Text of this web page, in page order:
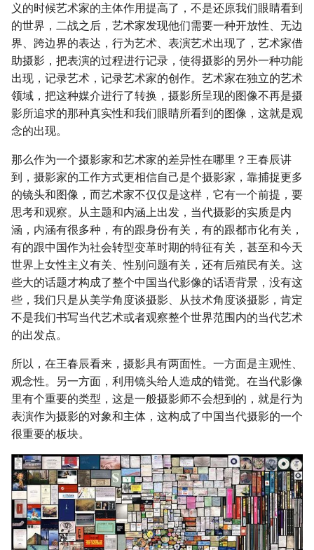
义的时候艺术家的主体作用提高了，不是还原我们眼睛看到
的世界，二战之后，艺术家发现他们需要一种开放性、无边
界、跨边界的表达，行为艺术、表演艺术出现了，艺术家借
助摄影，把表演的过程进行记录，使得摄影的另外一种功能
出现，记录艺术，记录艺术家的创作。艺术家在独立的艺术
领域，把这种媒介进行了转换，摄影所呈现的图像不再是摄
影所追求的那种真实性和我们眼睛所看到的图像，这就是观
念的出现。
那么作为一个摄影家和艺术家的差异性在哪里？王春辰讲
到，摄影家的工作方式更相信自己是个摄影家，靠捕捉更多
的镜头和图像，而艺术家不仅仅是这样，它有一个前提，要
思考和观察。从主题和内涵上出发，当代摄影的实质是内
涵，内涵有很多种，有的跟身份有关，有的跟都市化有关，
有的跟中国作为社会转型变革时期的特征有关，甚至和今天
世界上女性主义有关、性别问题有关，还有后殖民有关。这
些大的话题才构成了整个中国当代影像的话语背景，没有这
些，我们只是从美学角度谈摄影、从技术角度谈摄影，肯定
不是我们书写当代艺术或者观察整个世界范围内的当代艺术
的出发点。
所以，在王春辰看来，摄影具有两面性。一方面是主观性、
观念性。另一方面，利用镜头给人造成的错觉。在当代影像
里有个重要的类型，这是一般摄影师不会想到的，就是行为
表演作为摄影的对象和主体，这构成了中国当代摄影的一个
很重要的板块。